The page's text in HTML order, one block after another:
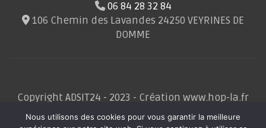
06 84 28 32 84
106 Chemin des Lavandes 24250 VEYRINES DE
DOMME
Copyright ADSIT24 - 2023 - Création www.hop-la.fr
Nous utilisons des cookies pour vous garantir la meilleure